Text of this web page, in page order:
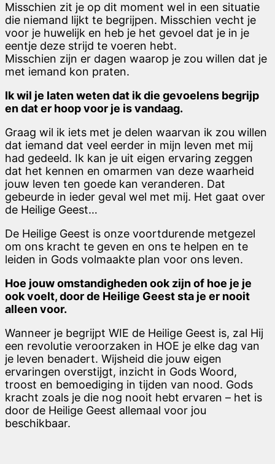
Misschien zit je op dit moment wel in een situatie
die niemand lijkt te begrijpen. Misschien vecht je
voor je huwelijk en heb je het gevoel dat je in je
eentje deze strijd te voeren hebt.
Misschien zijn er dagen waarop je zou willen dat je
met iemand kon praten.
Ik wil je laten weten dat ik die gevoelens begrijp
en dat er hoop voor je is vandaag.
Graag wil ik iets met je delen waarvan ik zou willen
dat iemand dat veel eerder in mijn leven met mij
had gedeeld. Ik kan je uit eigen ervaring zeggen
dat het kennen en omarmen van deze waarheid
jouw leven ten goede kan veranderen. Dat
gebeurde in ieder geval wel met mij. Het gaat over
de Heilige Geest…
De Heilige Geest is onze voortdurende metgezel
om ons kracht te geven en ons te helpen en te
leiden in Gods volmaakte plan voor ons leven.
Hoe jouw omstandigheden ook zijn of hoe je je
ook voelt, door de Heilige Geest sta je er nooit
alleen voor.
Wanneer je begrijpt WIE de Heilige Geest is, zal Hij
een revolutie veroorzaken in HOE je elke dag van
je leven benadert. Wijsheid die jouw eigen
ervaringen overstijgt, inzicht in Gods Woord,
troost en bemoediging in tijden van nood. Gods
kracht zoals je die nog nooit hebt ervaren – het is
door de Heilige Geest allemaal voor jou
beschikbaar.